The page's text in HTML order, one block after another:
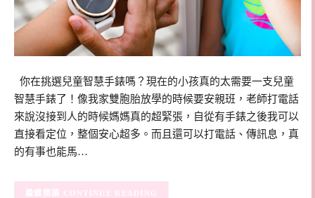
你在挑選兒童智慧手錶嗎？現在的小孩真的太需要一支兒童
智慧手錶了！像我家雙胞胎放學的時候要安親班，老師打電話
來說沒接到人的時候媽媽真的超緊張，自從有手錶之後我可以
直接看定位，整個安心超多。而且還可以打電話、傳訊息，真
的有事也能馬…
CONTINUE READING